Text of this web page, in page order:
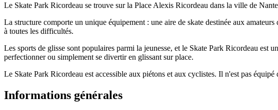
Le Skate Park Ricordeau se trouve sur la Place Alexis Ricordeau dans la ville de
La structure comporte un unique équipement : une aire de skate destinée aux
à toutes les difficultés.
Les sports de glisse sont populaires parmi la jeunesse, et le Skate Park Ricordeau
perfectionner ou simplement se divertir en glissant sur place.
Le Skate Park Ricordeau est accessible aux piétons et aux cyclistes. Il n'est pas
Informations générales